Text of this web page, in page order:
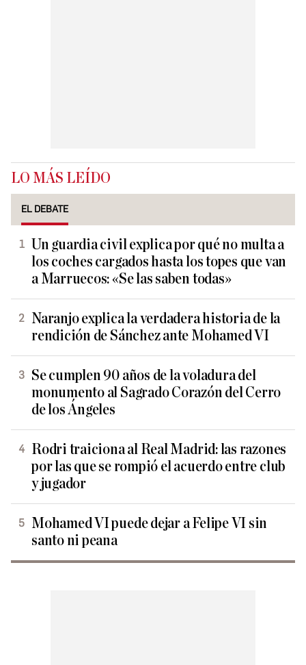
LO MÁS LEÍDO
EL DEBATE
Un guardia civil explica por qué no multa a
los coches cargados hasta los topes que van
a Marruecos: «Se las saben todas»
Naranjo explica la verdadera historia de la
rendición de Sánchez ante Mohamed VI
Se cumplen 90 años de la voladura del
monumento al Sagrado Corazón del Cerro
de los Ángeles
Rodri traiciona al Real Madrid: las razones
por las que se rompió el acuerdo entre club
y jugador
Mohamed VI puede dejar a Felipe VI sin
santo ni peana